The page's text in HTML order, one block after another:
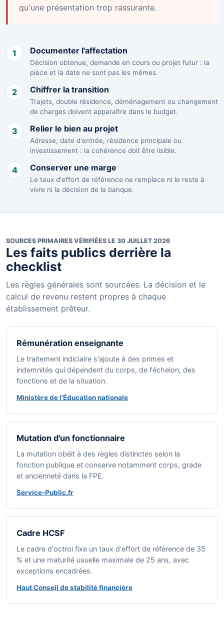
qu'une présentation trop rassurante.
1 Documenter l'affectation
Décision obtenue, demande en cours ou projet futur : la
pièce et la date ne sont pas les mêmes.
2 Chiffrer la transition
Trajets, double résidence, déménagement ou changement
de charges doivent apparaître dans le budget.
3 Relier le bien au projet
Adresse, date d'entrée, résidence principale ou
investissement : la cohérence doit être lisible.
4 Conserver une marge
Le taux d'effort de référence ne remplace ni le reste à
vivre ni la décision de la banque.
SOURCES PRIMAIRES VÉRIFIÉES LE 30 JUILLET 2026
Les faits publics derrière la
checklist
Les règles générales sont sourcées. La décision et le
calcul de revenu restent propres à chaque
établissement prêteur.
Rémunération enseignante
Le traitement indiciaire s'ajoute à des primes et
indemnités qui dépendent du corps, de l'échelon, des
fonctions et de la situation.
Ministère de l'Éducation nationale
Mutation d'un fonctionnaire
La mutation obéit à des règles distinctes selon la
fonction publique et conserve notamment corps, grade
et ancienneté dans la FPE.
Service-Public.fr
Cadre HCSF
Le cadre d'octroi fixe un taux d'effort de référence de 35
% et une maturité usuelle maximale de 25 ans, avec
exceptions encadrées.
Haut Conseil de stabilité financière